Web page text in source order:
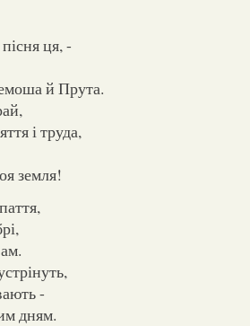
ця, -
й Прута.
і труда,
земля!
-
дням.